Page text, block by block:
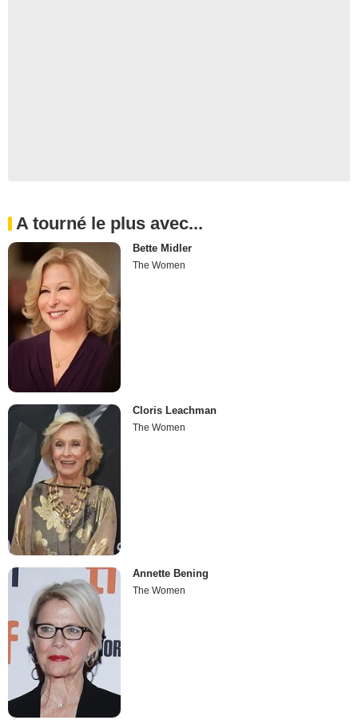
A tourné le plus avec...
Bette Midler
The Women
Cloris Leachman
The Women
Annette Bening
The Women